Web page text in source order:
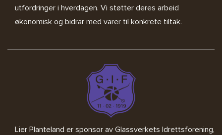
utfordringer i hverdagen. Vi støtter deres arbeid
økonomisk og bidrar med varer til konkrete tiltak.
Lier Planteland er sponsor av Glassverkets Idrettsforening,